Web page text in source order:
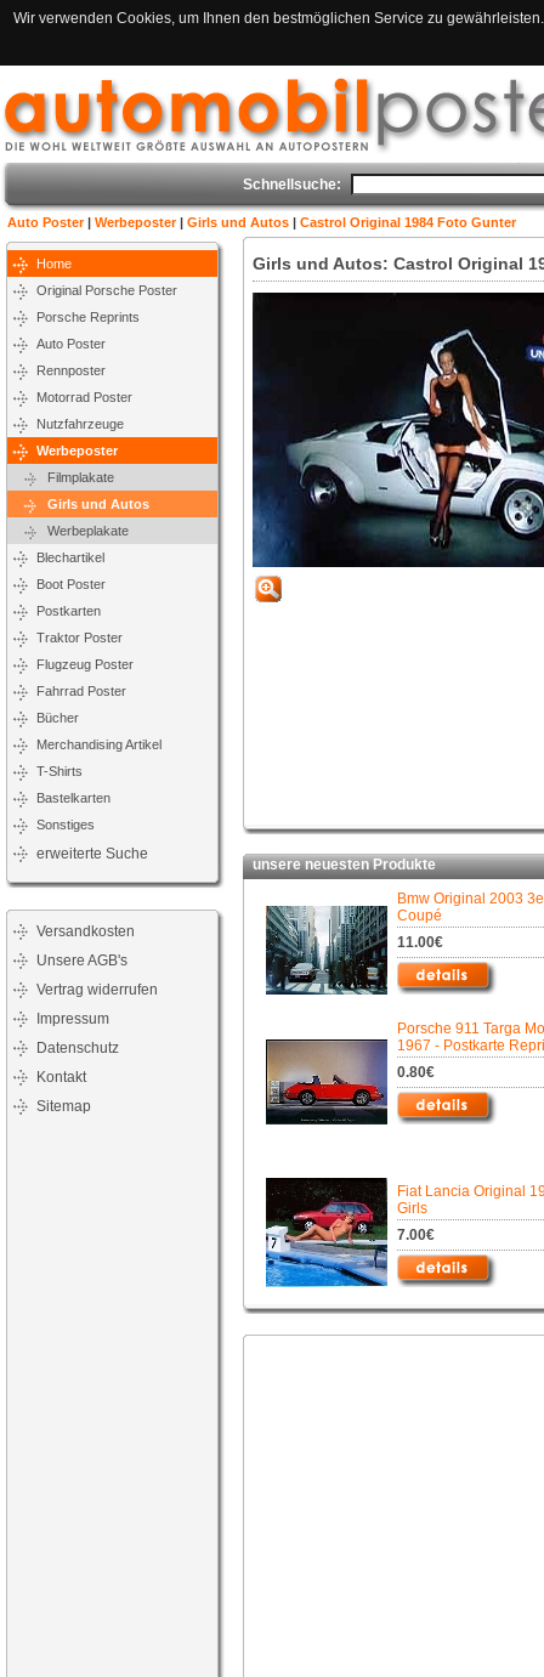
Wir verwenden Cookies, um Ihnen den bestmöglichen Service zu
Schnellsuche:
Auto Poster| Werbeposter| Girls und Autos | Castrol Original 1984 Foto Gunter
Home
Original Porsche Poster
Porsche Reprints
Auto Poster
Rennposter
Motorrad Poster
Nutzfahrzeuge
Werbeposter
Filmplakate
Girls und Autos
Werbeplakate
Blechartikel
Boot Poster
Postkarten
Traktor Poster
Flugzeug Poster
Fahrrad Poster
Bücher
Merchandising Artikel
T-Shirts
Bastelkarten
Sonstiges
erweiterte Suche
Versandkosten
Unsere AGB's
Vertrag widerrufen
Impressum
Datenschutz
Kontakt
Sitemap
Girls und Autos: Castrol Original
unsere neuesten Produkte
Bmw Original 2003
Coupé
11.00€
Porsche 911 Targa
1967 - Postkarte
0.80€
Fiat Lancia Original
Girls
7.00€